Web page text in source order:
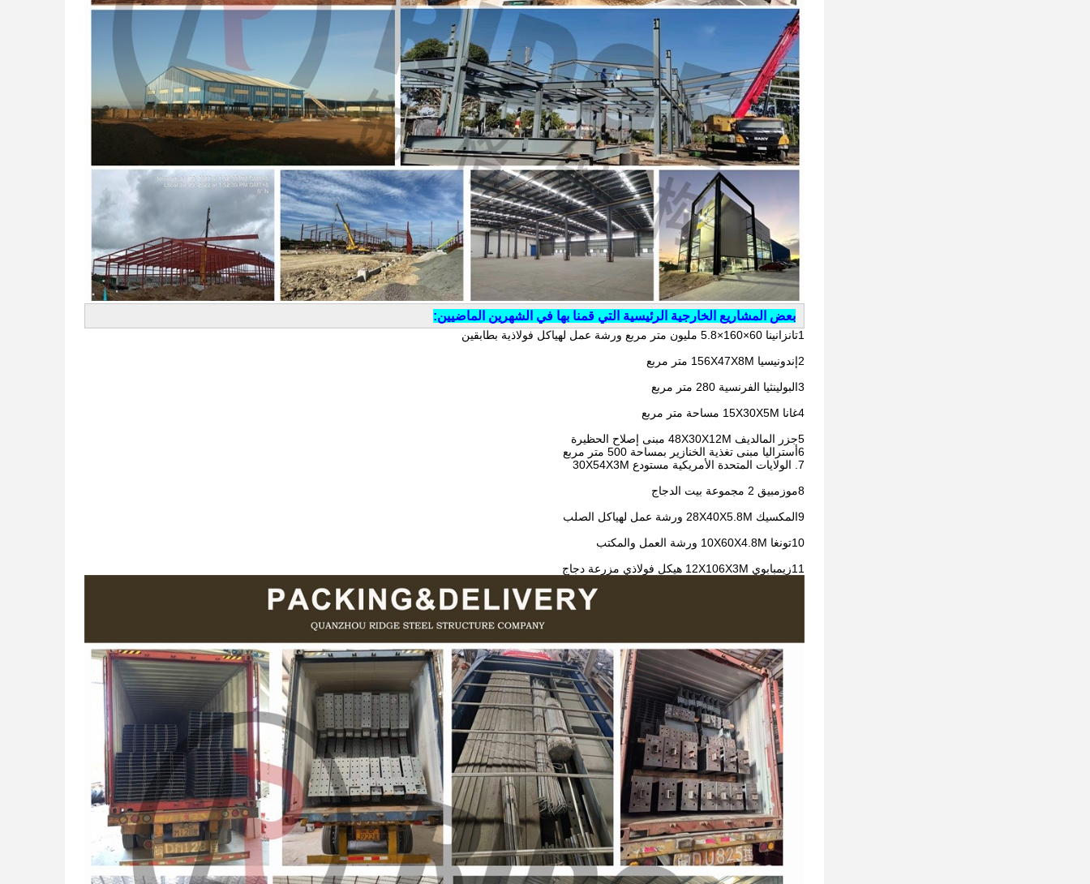
بعض المشاريع الخارجية الرئيسية التي قمنا بها في الشهرين الماضيين:
1تانزانينا 60×160×5.8 مليون متر مربع ورشة عمل لهياكل فولاذية بطابقين
2إندونيسيا 156X47X8M متر مربع
3البولينثيا الفرنسية 280 متر مربع
4غانا 15X30X5M مساحة متر مربع
5جزر المالديف 48X30X12M مبنى إصلاح الحظيرة
6أستراليا مبنى تغذية الخنازير بمساحة 500 متر مربع
7. الولايات المتحدة الأمريكية مستودع 30X54X3M
8موزمبيق 2 مجموعة بيت الدجاج
9المكسيك 28X40X5.8M ورشة عمل لهياكل الصلب
10تونغا 10X60X4.8M ورشة العمل والمكتب
11زيمبابوي 12X106X3M هيكل فولاذي مزرعة دجاج